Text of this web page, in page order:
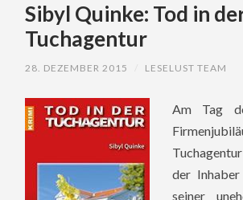
CONTENT
Sibyl Quinke: Tod in
Tuchagentur
28. DEZEMBER 2015 LESELUST TEAM
Am Tag
der
seiner